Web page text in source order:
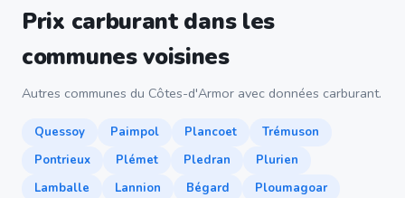
Prix carburant dans les
communes voisines
Autres communes du Côtes-d'Armor avec données carburant.
Quessoy Paimpol Plancoet
Trémuson
Pontrieux
Plémet Pledran
Plurien
Lamballe
Lannion Bégard
Ploumagoar